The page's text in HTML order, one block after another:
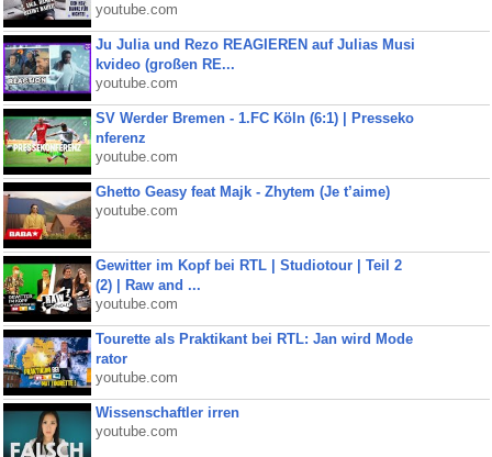
youtube.com
Ju Julia und Rezo REAGIEREN auf Julias Musi
kvideo (großen RE...
youtube.com
SV Werder Bremen - 1.FC Köln (6:1) | Presseko
nferenz
youtube.com
Ghetto Geasy feat Majk - Zhytem (Je t’aime)
youtube.com
Gewitter im Kopf bei RTL | Studiotour | Teil 2
(2) | Raw and ...
youtube.com
Tourette als Praktikant bei RTL: Jan wird Mode
rator
youtube.com
Wissenschaftler irren
youtube.com